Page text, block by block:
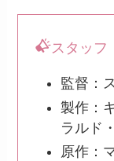
スタッフ
監督：
製作：
ラルド
原作：